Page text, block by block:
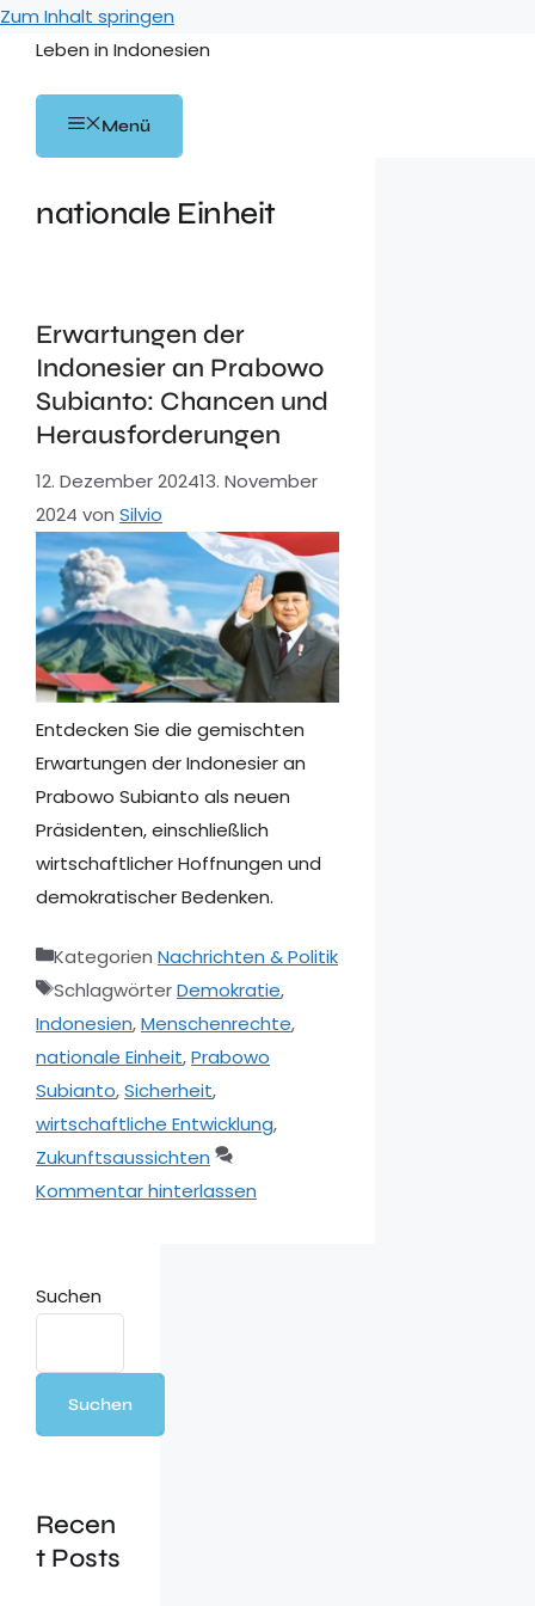
Zum Inhalt springen
Leben in Indonesien
Menü
nationale Einheit
Erwartungen der
Indonesier an Prabowo
Subianto: Chancen und
Herausforderungen
12. Dezember 202413. November
2024 von Silvio
Entdecken Sie die gemischten
Erwartungen der Indonesier an
Prabowo Subianto als neuen
Präsidenten, einschließlich
wirtschaftlicher Hoffnungen und
demokratischer Bedenken.
Kategorien Nachrichten & Politik
SchlagwörterDemokratie,
Indonesien,Menschenrechte,
nationale Einheit,Prabowo
Subianto,Sicherheit,
wirtschaftliche Entwicklung,
Zukunftsaussichten
Kommentar hinterlassen
Suchen
Suchen
Recen
t Posts